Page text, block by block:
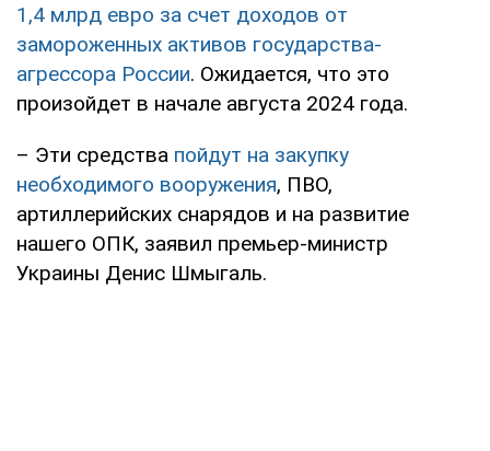
1,4 млрд евро за счет доходов от
замороженных активов государства-
агрессора России. Ожидается, что это
произойдет в начале августа 2024 года.
– Эти средства пойдут на закупку
необходимого вооружения, ПВО,
артиллерийских снарядов и на развитие
нашего ОПК, заявил премьер-министр
Украины Денис Шмыгаль.